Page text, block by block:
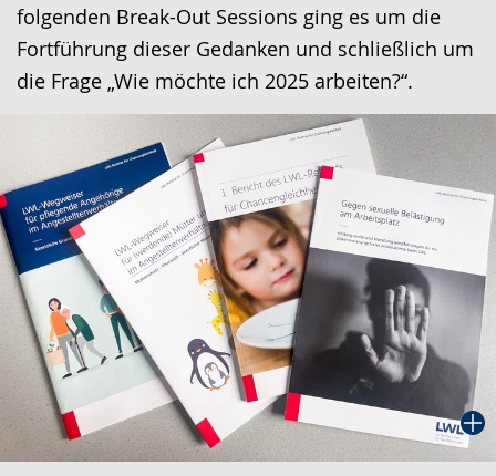
folgenden Break-Out Sessions ging es um die
Fortführung dieser Gedanken und schließlich um
die Frage „Wie möchte ich 2025 arbeiten?“.